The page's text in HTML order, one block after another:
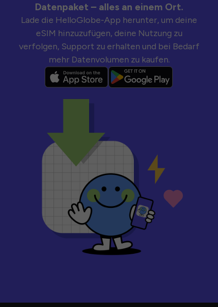
Datenpaket – alles an einem Ort.
Lade die HelloGlobe-App herunter, um deine
eSIM hinzuzufügen, deine Nutzung zu
verfolgen, Support zu erhalten und bei Bedarf
mehr Datenvolumen zu kaufen.